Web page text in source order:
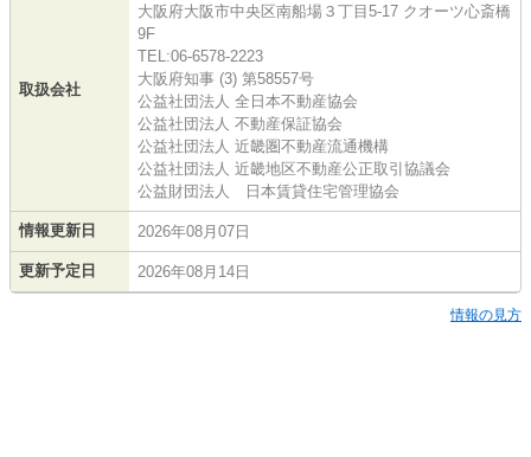
取扱会社
大阪府大阪市中央区南船場３丁目5-17 クオーツ心斎橋
9F
TEL:06-6578-2223
大阪府知事 (3) 第58557号
公益社団法人 全日本不動産協会
公益社団法人 不動産保証協会
公益社団法人 近畿圏不動産流通機構
公益社団法人 近畿地区不動産公正取引協議会
公益財団法人 日本賃貸住宅管理協会
情報更新日 2026年08月07日
更新予定日 2026年08月14日
情報の見方